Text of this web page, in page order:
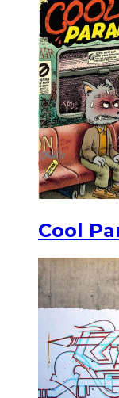
Cool